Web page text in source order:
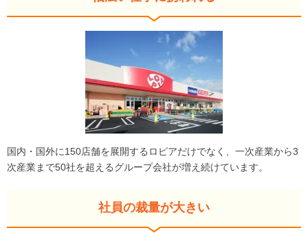
国内・国外に150店舗を展開するロピアだけでなく、一次産業から3
次産業まで50社を超えるグループ会社が増え続けています。
社員の裁量が大きい